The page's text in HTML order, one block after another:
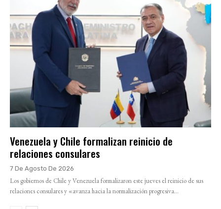
Venezuela y Chile formalizan reinicio de
relaciones consulares
7 De Agosto De 2026
Los gobiernos de Chile y Venezuela formalizaron este jueves el reinicio de sus
relaciones consulares y «avanza hacia la normalización progresiva...